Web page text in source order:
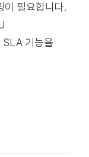
이 필요합니다.
SLA 기능을